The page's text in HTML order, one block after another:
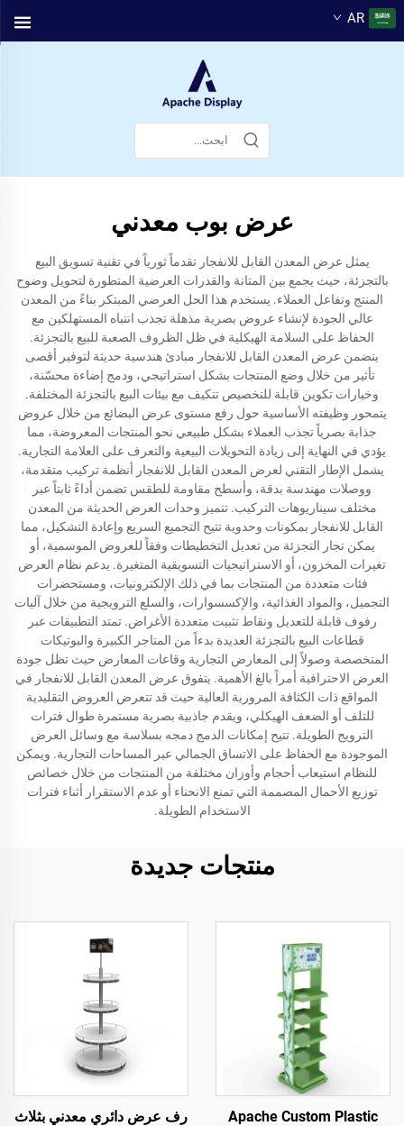
AR
عرض بوب معدني
يمثل عرض المعدن القابل للانفجار تقدماً ثورياً في تقنية تسويق البيع
بالتجزئة، حيث يجمع بين المتانة والقدرات العرضية المتطورة لتحويل وضوح
المنتج وتفاعل العملاء. يستخدم هذا الحل العرضي المبتكر بناءً من المعدن
عالي الجودة لإنشاء عروض بصرية مذهلة تجذب انتباه المستهلكين مع
الحفاظ على السلامة الهيكلية في ظل الظروف الصعبة للبيع بالتجزئة.
يتضمن عرض المعدن القابل للانفجار مبادئ هندسية حديثة لتوفير أقصى
تأثير من خلال وضع المنتجات بشكل استراتيجي، ودمج إضاءة محسّنة،
وخيارات تكوين قابلة للتخصيص تتكيف مع بيئات البيع بالتجزئة المختلفة.
يتمحور وظيفته الأساسية حول رفع مستوى عرض البضائع من خلال عروض
جذابة بصرياً تجذب العملاء بشكل طبيعي نحو المنتجات المعروضة، مما
يؤدي في النهاية إلى زيادة التحويلات البيعية والتعرف على العلامة التجارية.
يشمل الإطار التقني لعرض المعدن القابل للانفجار أنظمة تركيب متقدمة،
ووصلات مهندسة بدقة، وأسطح مقاومة للطقس تضمن أداءً ثابتاً عبر
مختلف سيناريوهات التركيب. تتميز وحدات العرض الحديثة من المعدن
القابل للانفجار بمكونات وحدوية تتيح التجميع السريع وإعادة التشكيل، مما
يمكن تجار التجزئة من تعديل التخطيطات وفقاً للعروض الموسمية، أو
تغيرات المخزون، أو الاستراتيجيات التسويقية المتغيرة. يدعم نظام العرض
فئات متعددة من المنتجات بما في ذلك الإلكترونيات، ومستحضرات
التجميل، والمواد الغذائية، والإكسسوارات، والسلع الترويجية من خلال آليات
رفوف قابلة للتعديل ونقاط تثبيت متعددة الأغراض. تمتد التطبيقات عبر
قطاعات البيع بالتجزئة العديدة بدءاً من المتاجر الكبيرة والبوتيكات
المتخصصة وصولاً إلى المعارض التجارية وقاعات المعارض حيث تظل جودة
العرض الاحترافية أمراً بالغ الأهمية. يتفوق عرض المعدن القابل للانفجار في
المواقع ذات الكثافة المرورية العالية حيث قد تتعرض العروض التقليدية
للتلف أو الضعف الهيكلي، ويقدم جاذبية بصرية مستمرة طوال فترات
الترويج الطويلة. تتيح إمكانات الدمج دمجه بسلاسة مع وسائل العرض
الموجودة مع الحفاظ على الاتساق الجمالي عبر المساحات التجارية. ويمكن
للنظام استيعاب أحجام وأوزان مختلفة من المنتجات من خلال خصائص
توزيع الأحمال المصممة التي تمنع الانحناء أو عدم الاستقرار أثناء فترات
الاستخدام الطويلة.
منتجات جديدة
Apache Custom Plastic
رف عرض دائري معدني بثلاث